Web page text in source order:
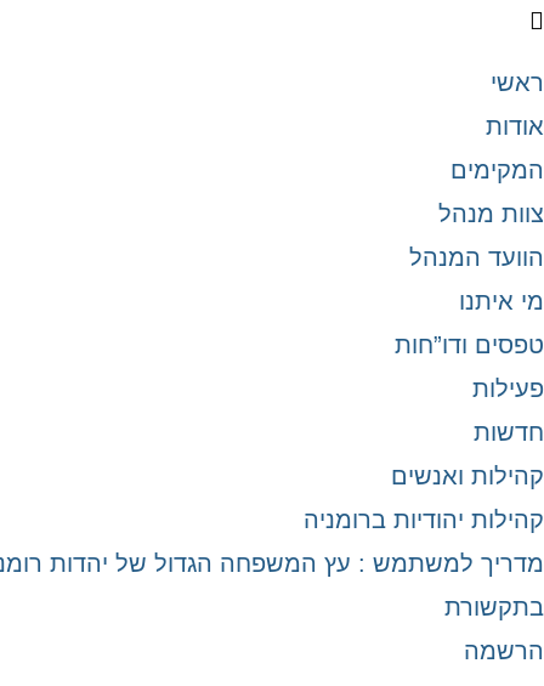
ראשי
אודות
המקימים
צוות מנהל
הוועד המנהל
מי איתנו
טפסים ודו”חות
פעילות
חדשות
קהילות ואנשים
קהילות יהודיות ברומניה
מדריך למשתמש : עץ המשפחה הגדול של יהדות
בתקשורת
הרשמה